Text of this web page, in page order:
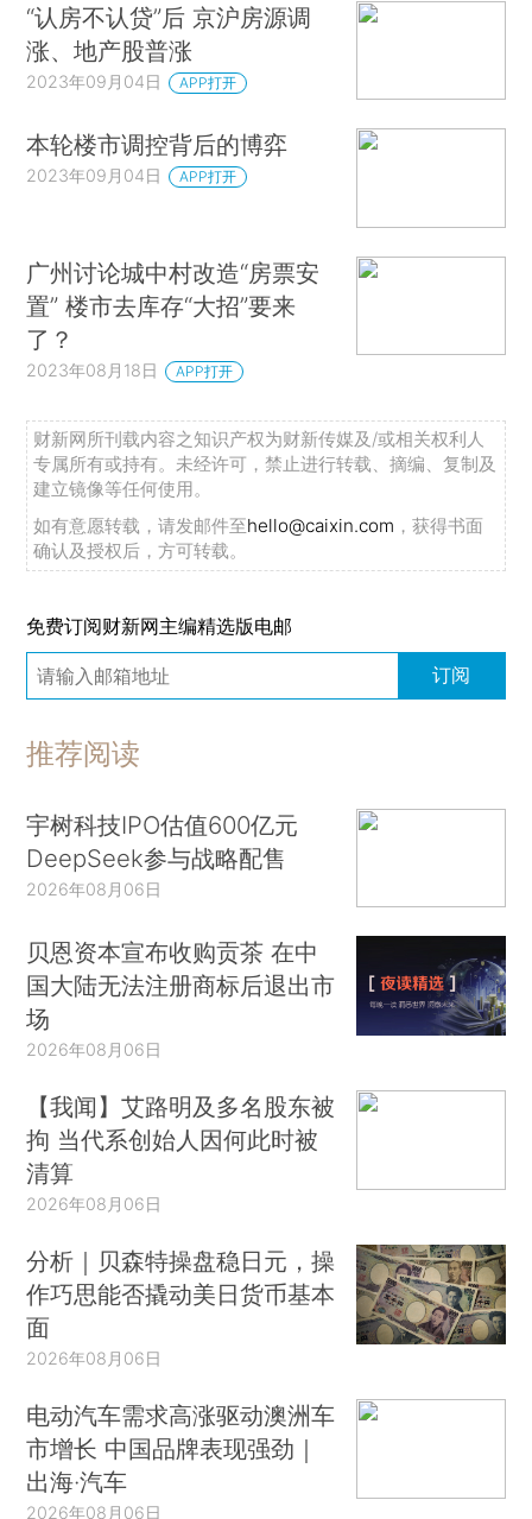
“认房不认贷”后 京沪房源调
涨、地产股普涨
2023年09月04日 APP打开
本轮楼市调控背后的博弈
2023年09月04日 APP打开
广州讨论城中村改造“房票安
置” 楼市去库存“大招”要来
了？
2023年08月18日 APP打开
财新网所刊载内容之知识产权为财新传媒及/或相关权利人
专属所有或持有。未经许可，禁止进行转载、摘编、复制及
建立镜像等任何使用。
如有意愿转载，请发邮件至hello@caixin.com ，获得书面
确认及授权后，方可转载。
免费订阅财新网主编精选版电邮
订阅
推荐阅读
宇树科技IPO估值600亿元
DeepSeek参与战略配售
2026年08月06日
贝恩资本宣布收购贡茶 在中
国大陆无法注册商标后退出市
场
2026年08月06日
【我闻】艾路明及多名股东被
拘 当代系创始人因何此时被
清算
2026年08月06日
分析｜贝森特操盘稳日元，操
作巧思能否撬动美日货币基本
面
2026年08月06日
电动汽车需求高涨驱动澳洲车
市增长 中国品牌表现强劲｜
出海·汽车
2026年08月06日